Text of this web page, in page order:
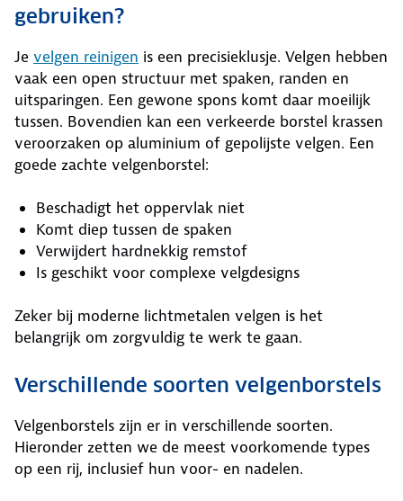
gebruiken?
Je velgen reinigen is een precisieklusje. Velgen hebben
vaak een open structuur met spaken, randen en
uitsparingen. Een gewone spons komt daar moeilijk
tussen. Bovendien kan een verkeerde borstel krassen
veroorzaken op aluminium of gepolijste velgen. Een
goede zachte velgenborstel:
Beschadigt het oppervlak niet
Komt diep tussen de spaken
Verwijdert hardnekkig remstof
Is geschikt voor complexe velgdesigns
Zeker bij moderne lichtmetalen velgen is het
belangrijk om zorgvuldig te werk te gaan.
Verschillende soorten velgenborstels
Velgenborstels zijn er in verschillende soorten.
Hieronder zetten we de meest voorkomende types
op een rij, inclusief hun voor- en nadelen.